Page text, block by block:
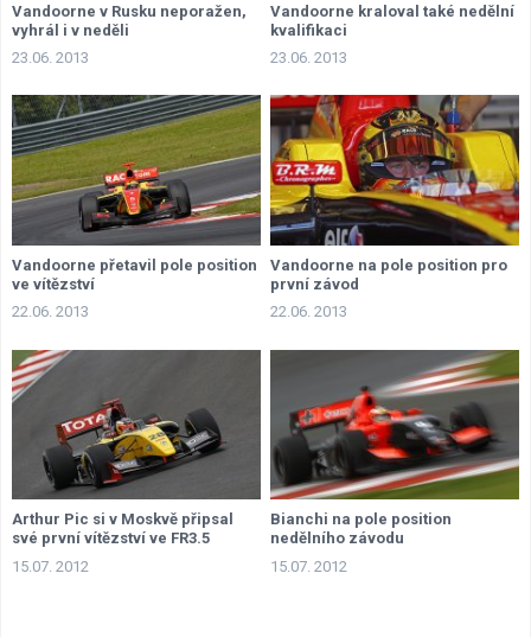
Vandoorne v Rusku neporažen,
vyhrál i v neděli
23.06. 2013
Vandoorne kraloval také nedělní
kvalifikaci
23.06. 2013
Vandoorne přetavil pole position
ve vítězství
22.06. 2013
Vandoorne na pole position pro
první závod
22.06. 2013
Arthur Pic si v Moskvě připsal
své první vítězství ve FR3.5
15.07. 2012
Bianchi na pole position
nedělního závodu
15.07. 2012